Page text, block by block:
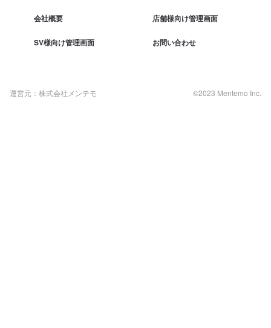
会社概要 店舗様向け管理画面
SV様向け管理画面 お問い合わせ
運営元：株式会社メンテモ ©2023 Mentemo Inc.